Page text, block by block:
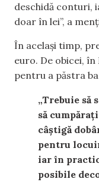
deschidă conturi,
doar în lei”, a
În același timp,
euro. De obicei,
pentru a păstra
„Trebuie să
să
câștigă
pentru
iar în
posibile